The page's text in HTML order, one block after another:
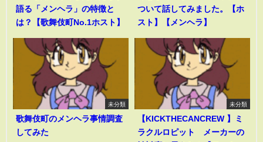
語る「メンヘラ」の特徴と
は？【歌舞伎町No.1ホスト】
ついて話してみました。【ホ
スト】【メンヘラ】
未分類
歌舞伎町のメンヘラ事情調査
してみた
未分類
【KICKTHECANCREW 】ミ
ラクルロピット メーカーの